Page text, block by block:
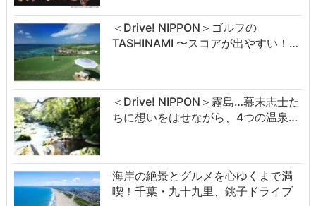
＜Drive! NIPPON＞ゴルフの
TASHINAMI 〜スコアが出やすい！…
＜Drive! NIPPON＞霧島…幕末志士た
ちに想いをはせながら、4つの温泉…
海岸の絶景とグルメを心ゆくまで満
喫！千葉・九十九里、銚子ドライブ